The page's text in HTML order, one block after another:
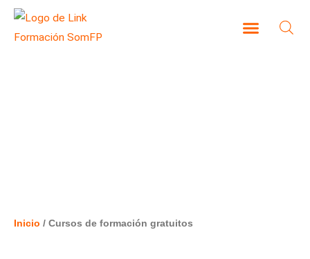
Inicio / Cursos de formación gratuitos